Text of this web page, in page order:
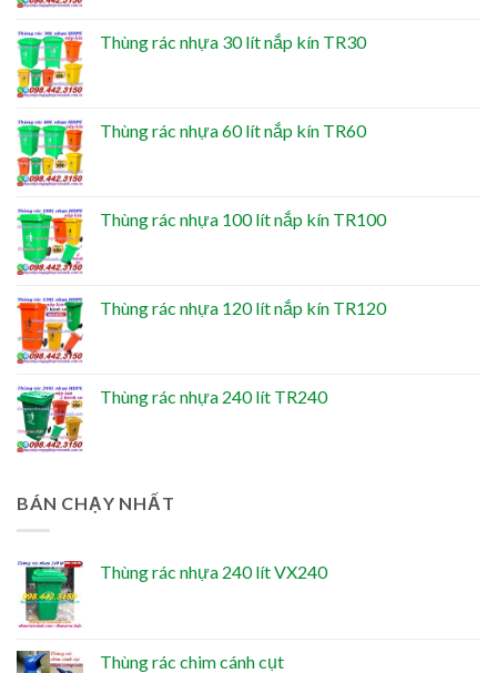
Thùng rác nhựa 30 lít nắp kín TR30
Thùng rác nhựa 60 lít nắp kín TR60
Thùng rác nhựa 100 lít nắp kín TR100
Thùng rác nhựa 120 lít nắp kín TR120
Thùng rác nhựa 240 lít TR240
BÁN CHẠY NHẤT
Thùng rác nhựa 240 lít VX240
Thùng rác chim cánh cụt